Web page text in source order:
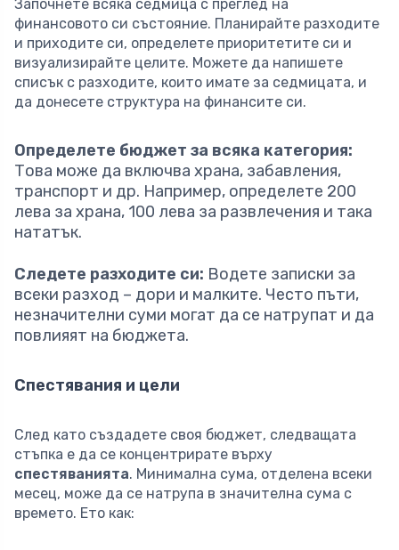
Започнете всяка седмица с преглед на
финансовото си състояние. Планирайте разходите
и приходите си, определете приоритетите си и
визуализирайте целите. Можете да напишете
списък с разходите, които имате за седмицата, и
да донесете структура на финансите си.
Определете бюджет за всяка категория:
Това може да включва храна, забавления,
транспорт и др. Например, определете 200
лева за храна, 100 лева за развлечения и така
нататък.
Следете разходите си: Водете записки за
всеки разход – дори и малките. Често пъти,
незначителни суми могат да се натрупат и да
повлияят на бюджета.
Спестявания и цели
След като създадете своя бюджет, следващата
стъпка е да се концентрирате върху
спестяванията. Минимална сума, отделена всеки
месец, може да се натрупа в значителна сума с
времето. Ето как: